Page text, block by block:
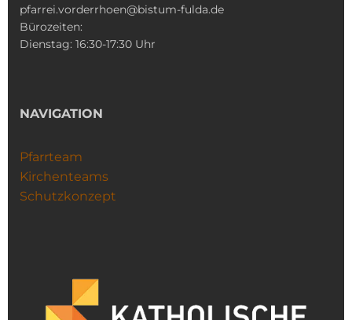
pfarrei.vorderrhoen@bistum-fulda.de
Bürozeiten:
Dienstag: 16:30-17:30 Uhr
NAVIGATION
Pfarrteam
Kirchenteams
Schutzkonzept